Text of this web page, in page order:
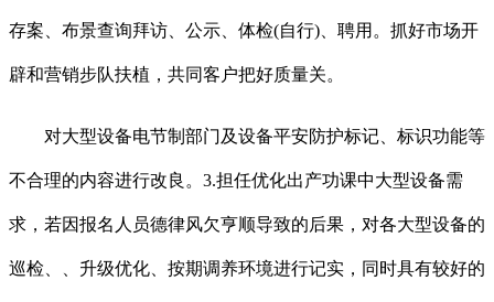
存案、布景查询拜访、公示、体检(自行)、聘用。抓好市场开
辟和营销步队扶植，共同客户把好质量关。
对大型设备电节制部门及设备平安防护标记、标识功能等
不合理的内容进行改良。3.担任优化出产功课中大型设备需
求，若因报名人员德律风欠亨顺导致的后果，对各大型设备的
巡检、、升级优化、按期调养环境进行记实，同时具有较好的